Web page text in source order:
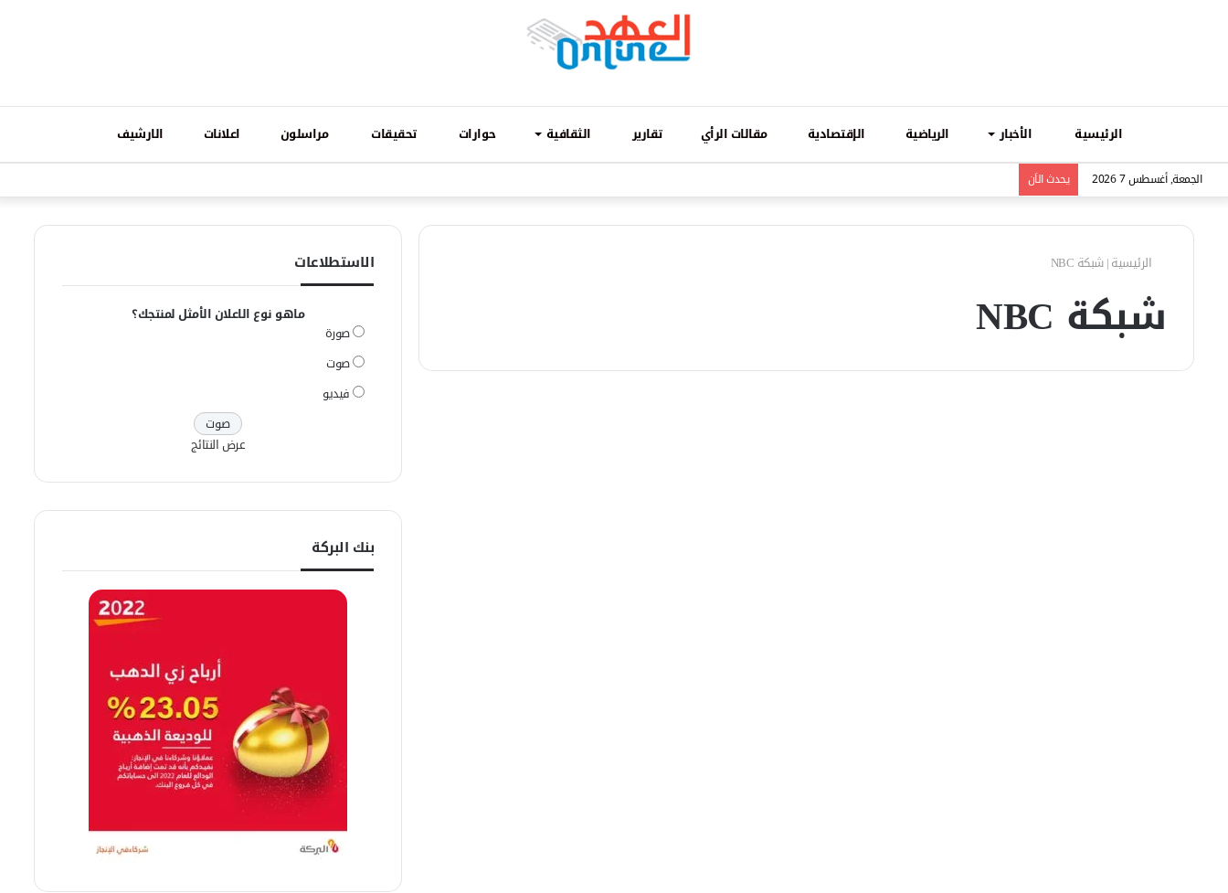
الرئيسية الأخبار الرياضية الإقتصادية مقالات الرأي تقارير الثقافية حوارات تحقيقات مراسلون اعلانات الارشيف
الجمعة, أغسطس 7 2026 يحدث الاَن
الرئيسية|شبكة NBC
شبكة NBC
الاستطلاعات
ماهو نوع الاعلان الأمثل لمنتجك؟
صورة
صوت
فيديو
عرض النتائج
بنك البركة